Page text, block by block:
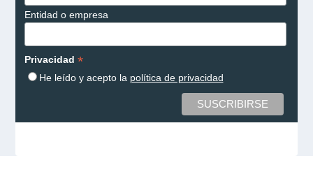
Entidad o empresa
Privacidad *
He leído y acepto la política de privacidad